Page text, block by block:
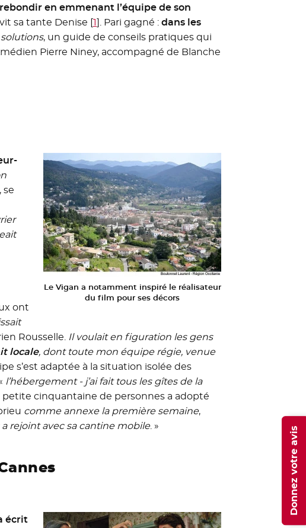
en emmenant l’équipe de son
sa tante Denise [1]. Pari gagné : dans les
, un guide de conseils pratiques qui
Pierre Niney, accompagné de Blanche
Le Vigan a notamment inspiré le réalisateur
du film pour ses décors
se
ont
Rousselle. Il voulait en figuration les gens
locale, dont toute mon équipe régie, venue
s’est adaptée à la situation isolée des
l’hébergement - j’ai fait tous les gîtes de la
petite cinquantaine de personnes a adopté
comme annexe la première semaine,
rejoint avec sa cantine mobile. »
écrit
Donnez votre avis